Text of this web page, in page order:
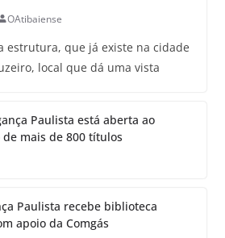
OAtibaiense
estrutura, que já existe na cidade
local que dá uma vista
Paulista está aberta ao
mais de 800 títulos
Paulista recebe biblioteca
apoio da Comgás